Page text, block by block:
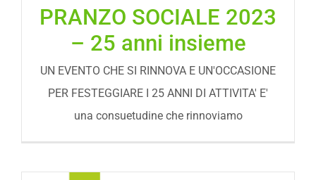
PRANZO SOCIALE 2023
– 25 anni insieme
UN EVENTO CHE SI RINNOVA E UN'OCCASIONE
PER FESTEGGIARE I 25 ANNI DI ATTIVITA' E'
una consuetudine che rinnoviamo